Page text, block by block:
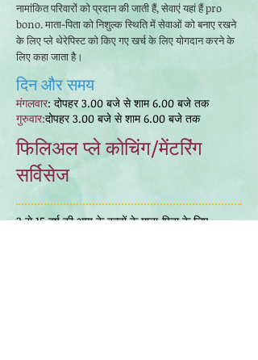
नामांकित परिवारों को प्रदान की जाती हैं, सेवाएं यहां हैंpro
bono. माता-पिता को निशुल्क स्थिति में सेवाओं को बनाए रखने
के लिए प्ले थेरेपिस्ट को किए गए खर्च के लिए योगदान करने के
लिए कहा जाता है।
दिन और समय
मंगलवार: दोपहर 3.00 बजे से शाम 6.00 बजे तक
गुरुवार:दोपहर 3.00 बजे से शाम 6.00 बजे तक
फिलिअल प्ले कोचिंग/मेंटरिंग
सर्विसेज
3 से 15 वर्ष की आयु के बच्चों के माता-पिता के लिए